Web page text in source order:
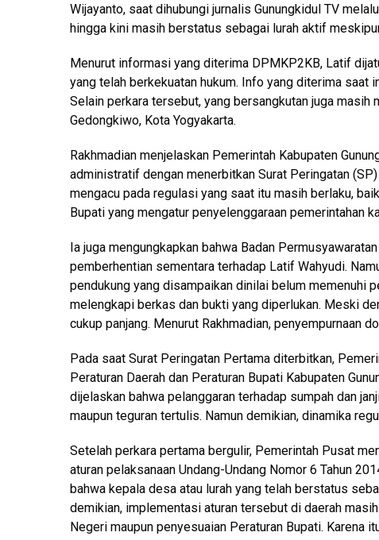
Wijayanto, saat dihubungi jurnalis Gunungkidul TV
hingga kini masih berstatus sebagai lurah aktif
Menurut informasi yang diterima DPMKP2KB, Latif
yang telah berkekuatan hukum. Info yang diterima saat
Selain perkara tersebut, yang bersangkutan juga
Gedongkiwo, Kota Yogyakarta.
Rakhmadian menjelaskan Pemerintah Kabupaten
administratif dengan menerbitkan Surat Peringatan
mengacu pada regulasi yang saat itu masih berlaku,
Bupati yang mengatur penyelenggaraan pemerintahan
Ia juga mengungkapkan bahwa Badan
pemberhentian sementara terhadap Latif Wahyudi.
pendukung yang disampaikan dinilai belum memenuhi
melengkapi berkas dan bukti yang diperlukan. Meski
cukup panjang. Menurut Rakhmadian, penyempurnaan
Pada saat Surat Peringatan Pertama diterbitkan,
Peraturan Daerah dan Peraturan Bupati Kabupaten
dijelaskan bahwa pelanggaran terhadap sumpah dan
maupun teguran tertulis. Namun demikian, dinamika
Setelah perkara pertama bergulir, Pemerintah Pusat
aturan pelaksanaan Undang-Undang Nomor 6 Tahun
bahwa kepala desa atau lurah yang telah berstatus
demikian, implementasi aturan tersebut di daerah
Negeri maupun penyesuaian Peraturan Bupati. Karena